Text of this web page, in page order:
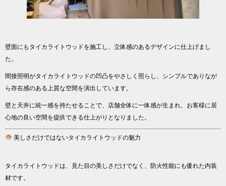
壁面にもタイカライトウッドを施工し、立体感のあるデザインに仕上げまし
た。
間接照明がタイカライトウッドの凹凸をやさしく照らし、シンプルでありなが
ら存在感のある上質な空間を演出しています。
壁と天井に統一感を持たせることで、店舗全体に一体感が生まれ、お客様に居
心地の良い空間を提供できる仕上がりとなりました。
美しさだけではないタイカライトウッドの魅力
タイカライトウッドは、見た目の美しさだけでなく、防火性能にも優れた内装
材です。